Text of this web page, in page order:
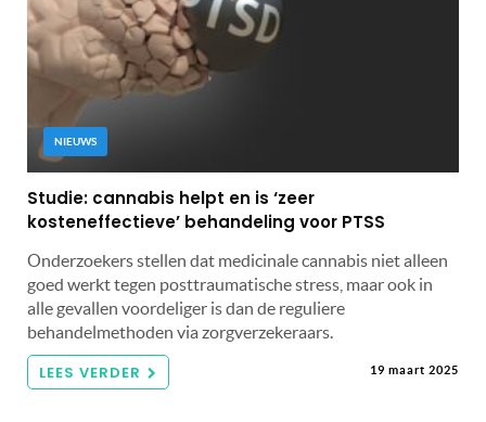
NIEUWS
Studie: cannabis helpt en is ‘zeer
kosteneffectieve’ behandeling voor PTSS
Onderzoekers stellen dat medicinale cannabis niet alleen
goed werkt tegen posttraumatische stress, maar ook in
alle gevallen voordeliger is dan de reguliere
behandelmethoden via zorgverzekeraars.
LEES VERDER 19 maart 2025